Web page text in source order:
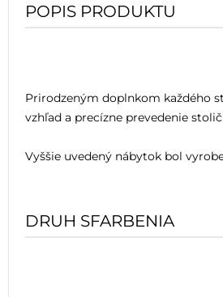
POPIS PRODUKTU
Prirodzeným doplnkom každého
vzhľad a precízne prevedenie
Vyššie uvedený nábytok bol
DRUH SFARBENIA